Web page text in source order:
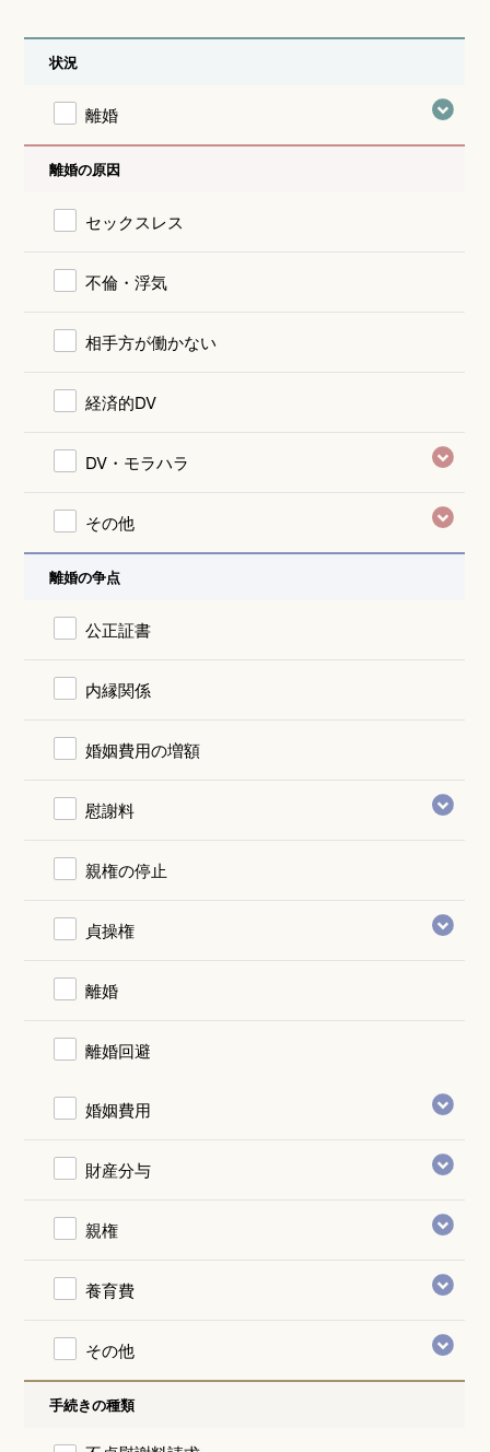
状況
離婚
離婚の原因
セックスレス
不倫・浮気
相手方が働かない
経済的DV
DV・モラハラ
その他
離婚の争点
公正証書
内縁関係
婚姻費用の増額
慰謝料
親権の停止
貞操権
離婚
離婚回避
婚姻費用
財産分与
親権
養育費
その他
手続きの種類